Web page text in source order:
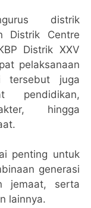
distrik
Distrik Centre
Distrik XXV
pelaksanaan
tersebut juga
pendidikan,
hingga
penting untuk
generasi
jemaat, serta
lainnya.